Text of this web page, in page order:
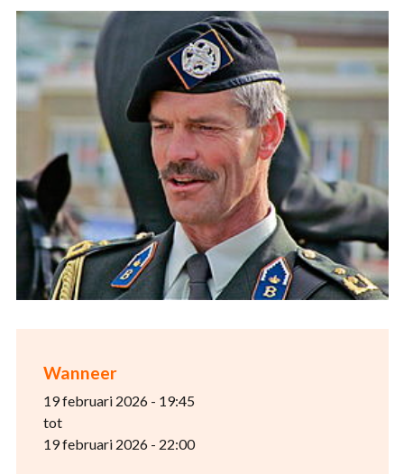
Wanneer
19 februari 2026 - 19:45
tot
19 februari 2026 - 22:00